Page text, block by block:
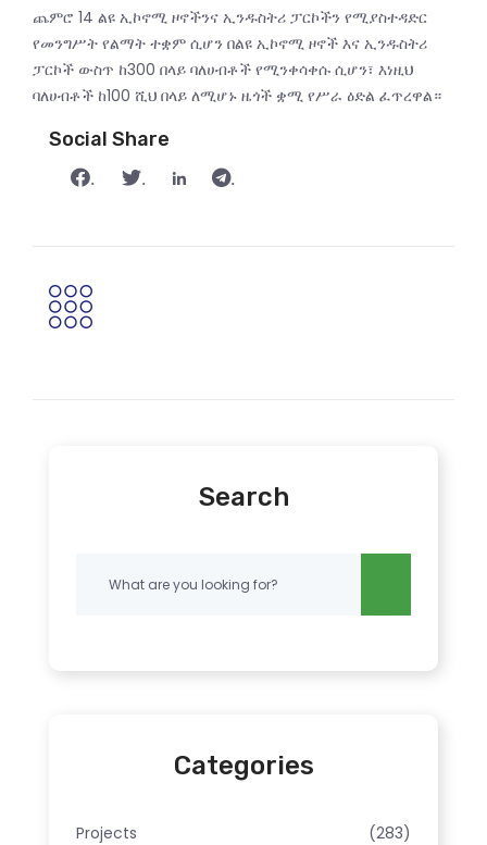
ጨምሮ 14 ልዩ ኢኮኖሚ ዞኖችንና ኢንዱስትሪ ፓርኮችን የሚያስተዳድር
የመንግሥት የልማት ተቋም ሲሆን በልዩ ኢኮኖሚ ዞኖች እና ኢንዱስትሪ
ፓርኮች ውስጥ ከ300 በላይ ባለሀብቶች የሚንቀሳቀሱ ሲሆን፣ እነዚህ
ባለሀብቶች ከ100 ሺህ በላይ ለሚሆኑ ዜጎች ቋሚ የሥራ ዕድል ፈጥረዋል።
Social Share
.
Search
Categories
Projects (283)